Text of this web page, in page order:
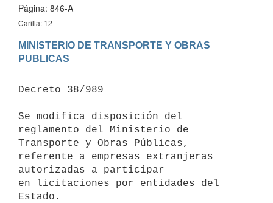
Página: 846-A
Carilla: 12
MINISTERIO DE TRANSPORTE Y OBRAS
PUBLICAS
Decreto 38/989
Se modifica disposición del
reglamento del Ministerio de
Transporte y Obras Públicas,
referente a empresas extranjeras
autorizadas a participar
en licitaciones por entidades del
Estado.